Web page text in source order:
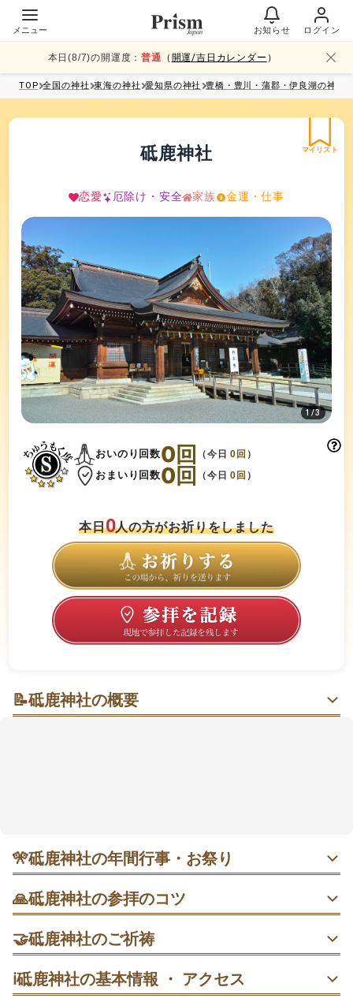
メニュー お知らせ ログイン
本日(8/7)の開運度：普通 （ 開運/吉日カレンダー ）
TOP 全国の神社 東海の神社 愛知県の神社 豊橋・豊川・蒲郡・伊良湖の神社
マイリスト
砥鹿神社
恋愛 厄除け・安全 家族 金運・仕事
1/3
おいのり回数0回 （今日0回 ）
おまいり回数0回 （今日0回 ）
本日0人の方がお祈りをしました
📝砥鹿神社の概要
け、交通安全、子宝・安産、商売繁盛まで幅広い願い
に寄り添ってくれます。拝殿だけでなく末社もあわせ
て回ると、境内の魅力をより感じやすいかもしれませ
ん。散策は15〜30分ほどで、朝夕や雨の日は比較的ゆ
っくり参拝しやすい雰囲気です。
🎌砥鹿神社の年間行事・お祭り
1月1日〜3日 初詣｜元旦から三が日は非常に混雑します。
年明け前や三が日夕方以降、元日なら早朝5〜7時ごろが比
較的参拝しやすい時間帯です。
後は人出が増えます。神事を見たいなら少し早めの到着が
安心で、厄除けを願う時期としても注目です。
🙏砥鹿神社の参拝のコツ
1. 鳥居をくぐったら、先に手水舎で身を清めてから拝殿へ
進みます。拝殿では二拝二拍手一拝で、日頃の感謝と願い
を静かに伝えます。
🤝砥鹿神社のご祈祷
交通安全祈願
交通安全祈願は、通勤通学や旅行、日々の運転の無事を願
ℹ️砥鹿神社の基本情報 ・ アクセス